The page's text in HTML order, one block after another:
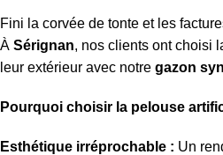
Fini la corvée de tonte et les
À Sérignan, nos clients ont choisi
leur extérieur avec notre gazon
Pourquoi choisir la pelouse
Esthétique irréprochable : Un